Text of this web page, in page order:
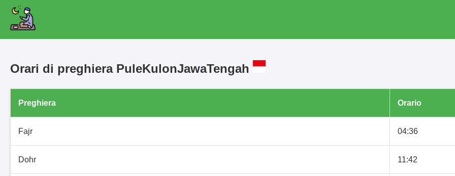
Orari di preghiera PuleKulonJawaTengah
Preghiera Orario
Fajr 04:36
Dohr 11:42